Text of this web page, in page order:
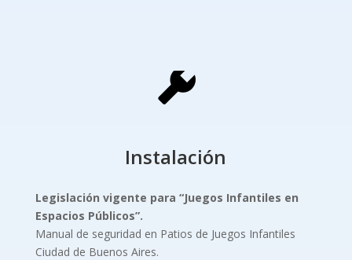
Instalación
Legislación vigente para “Juegos Infantiles en
Espacios Públicos”.
Manual de seguridad en Patios de Juegos Infantiles
Ciudad de Buenos Aires.